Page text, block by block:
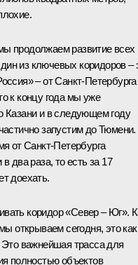
продолжаем развитие всех
из ключевых коридоров –
– от Санкт-Петербурга
к концу года мы уже
Казани и в следующем году
запустим до Тюмени.
от Санкт-Петербурга
два раза, то есть за 17
доехать.
коридор «Север – Юг».
открываем сегодня, это как
Это важнейшая трасса для
полностью объектов